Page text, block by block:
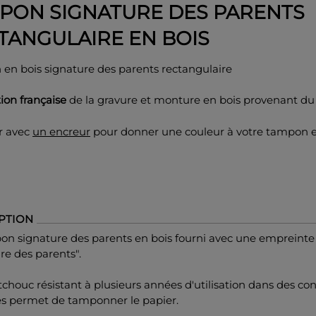
SIGNATURE DES PARENTS
EN BOIS
en bois signature des parents rectangulaire
française de la gravure et monture en bois provenant
avec un encreur pour donner une couleur à votre tampon
signature des parents en bois fourni avec une empreinte
des parents".
résistant à plusieurs années d'utilisation dans des
permet de tamponner le papier.